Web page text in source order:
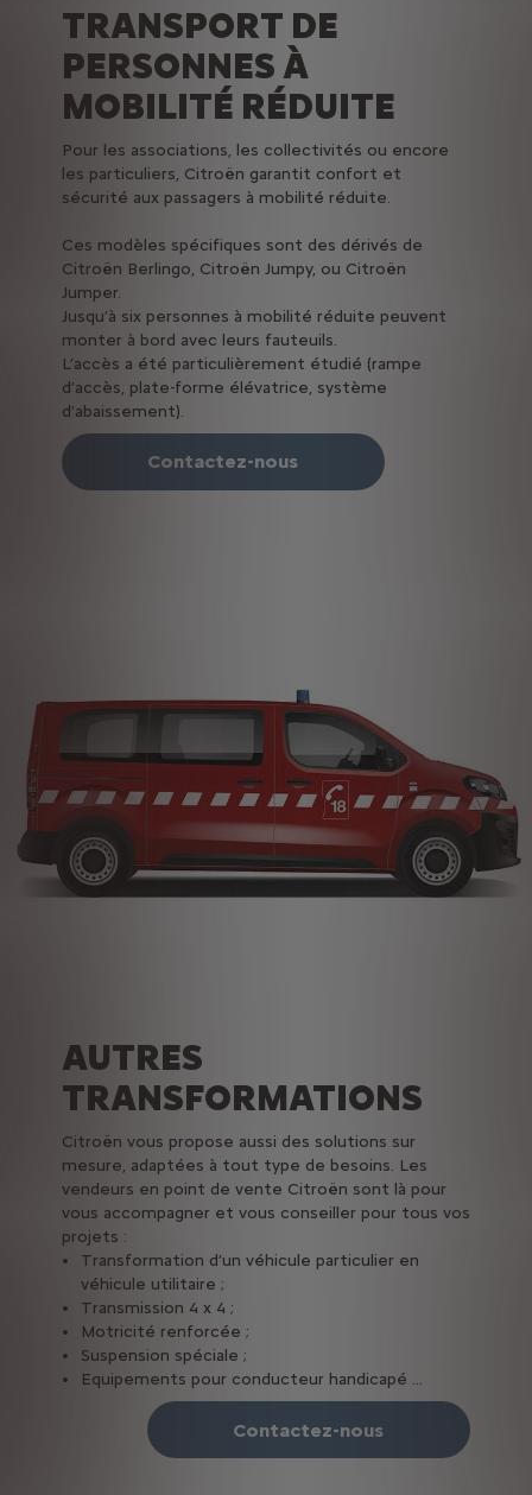
TRANSPORT DE
PERSONNES À
MOBILITÉ RÉDUITE
Pour les associations, les collectivités ou encore
les particuliers, Citroën garantit confort et
sécurité aux passagers à mobilité réduite.
Ces modèles spécifiques sont des dérivés de
Citroën Berlingo, Citroën Jumpy, ou Citroën
Jumper.
Jusqu’à six personnes à mobilité réduite peuvent
monter à bord avec leurs fauteuils.
L’accès a été particulièrement étudié (rampe
d’accès, plate-forme élévatrice, système
d’abaissement).
Contactez-nous
AUTRES
TRANSFORMATIONS
Citroën vous propose aussi des solutions sur
mesure, adaptées à tout type de besoins. Les
vendeurs en point de vente Citroën sont là pour
vous accompagner et vous conseiller pour tous vos
projets :
Transformation d’un véhicule particulier en
véhicule utilitaire ;
Transmission 4 x 4 ;
Motricité renforcée ;
Suspension spéciale ;
Equipements pour conducteur handicapé ...
Contactez-nous